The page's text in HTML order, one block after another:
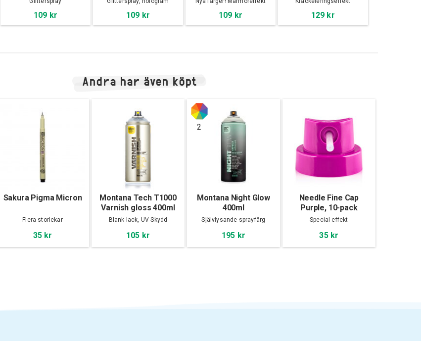
109 kr 109 kr 109 kr 129 kr
Andra har även köpt
Sakura Pigma Micron
Flera storlekar
35 kr
Montana Tech T1000
Varnish gloss 400ml
Blank lack, UV Skydd
105 kr
2
Montana Night Glow
400ml
Självlysande sprayfärg
195 kr
Needle Fine Cap
Purple, 10-pack
Special effekt
35 kr